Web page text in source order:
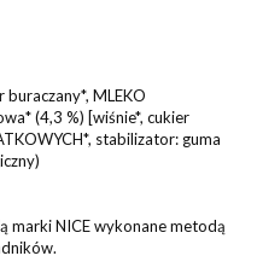
buraczany*, MLEKO
(4,3 %) [wiśnie*, cukier
stabilizator: guma
marki NICE wykonane metodą